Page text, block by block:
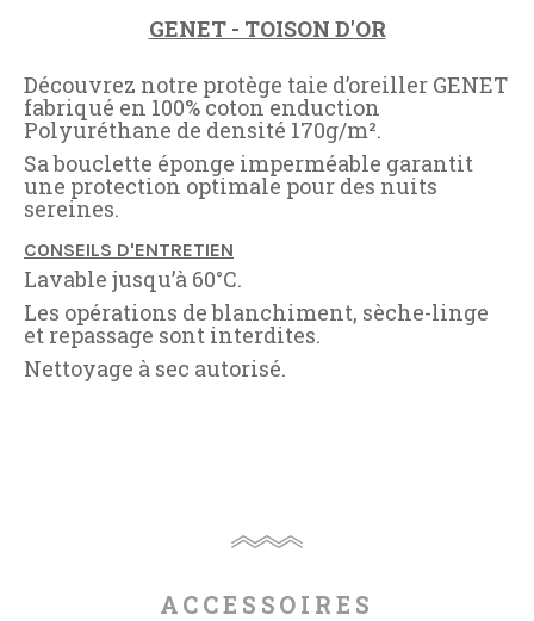
GENET - TOISON D'OR
Découvrez notre protège taie d’oreiller GENET
fabriqué en 100% coton enduction
Polyuréthane de densité 170g/m².
Sa bouclette éponge imperméable garantit
une protection optimale pour des nuits
sereines.
CONSEILS D'ENTRETIEN
Lavable jusqu’à 60°C.
Les opérations de blanchiment, sèche-linge
et repassage sont interdites.
Nettoyage à sec autorisé.
ACCESSOIRES